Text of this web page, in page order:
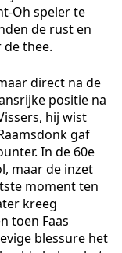
Oh speler te
de rust en
thee.
direct na de
positie na
hij wist
gaf
In de 60e
maar de inzet
moment ten
kreeg
toen Faas
blessure het